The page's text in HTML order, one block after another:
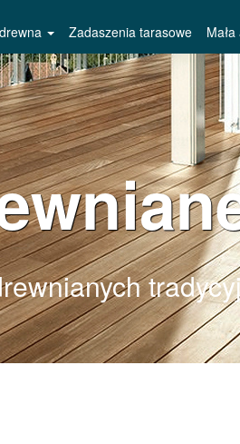
Zadaszenia tarasowe